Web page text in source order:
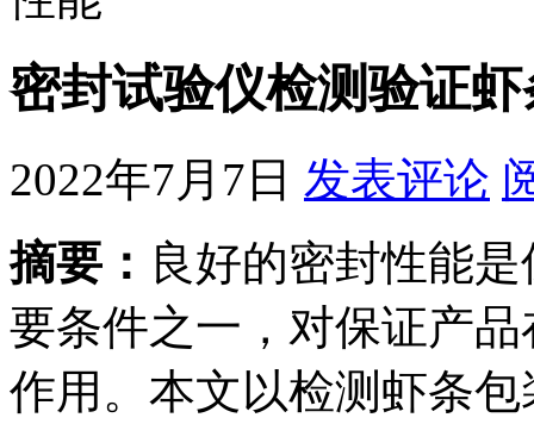
密封试验仪检测验证
2022年7月7日 发表评论
摘要： 良好的密封性能
要条件之一，对保证产
作用。本文以检测虾条